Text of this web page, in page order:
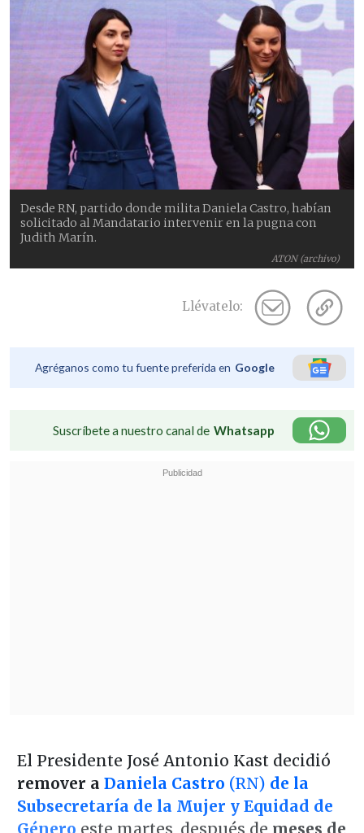
ATON (archivo)
Desde RN, partido donde milita Daniela Castro, habían
solicitado al Mandatario intervenir en la pugna con
Judith Marín.
Llévatelo:
Agréganos como tu fuente preferida en Google
Suscríbete a nuestro canal de Whatsapp
El Presidente José Antonio Kast decidió
remover a Daniela Castro (RN) de la
Subsecretaría de la Mujer y Equidad de
Género este martes, después de meses de